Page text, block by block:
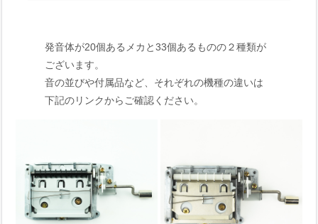
発音体が20個あるメカと33個あるものの２種類が
ございます。
音の並びや付属品など、それぞれの機種の違いは
下記のリンクからご確認ください。